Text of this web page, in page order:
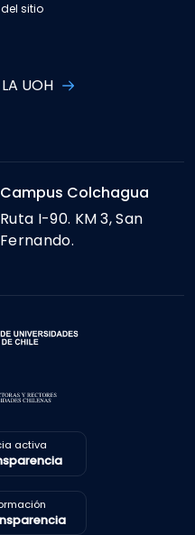
sitio
UOH
Campus Colchagua
Ruta I-90. KM 3, San
Fernando.
activa